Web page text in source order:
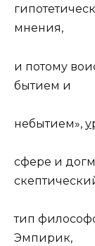
мнения,
и потому
бытием и
небытием»,
сфере и
тип
Эмпирик,